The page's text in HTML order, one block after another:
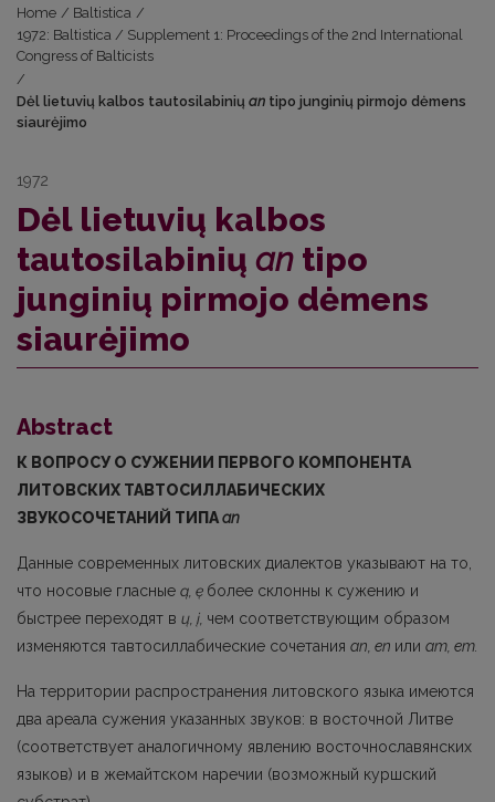
Home / Baltistica /
1972: Baltistica / Supplement 1: Proceedings of the 2nd International
Congress of Balticists
/
Dėl lietuvių kalbos tautosilabinių an tipo junginių pirmojo dėmens
siaurėjimo
1972
Dėl lietuvių kalbos
tautosilabinių an tipo
junginių pirmojo dėmens
siaurėjimo
Abstract
К ВОПРОСУ О СУЖЕНИИ ПЕРВОГО КОМПОНЕНТА
ЛИТОВСКИХ ТАВТОСИЛЛАБИЧЕСКИХ
ЗВУКОСОЧЕТАНИЙ ТИПАan
Данные современных литовских диалектов указывают на то,
что носовые гласные ą, ę более склонны к сужению и
быстрее переходят в ų, į, чем соответствующим образом
изме­няются тавтосиллабические сочетания an, en или am, em.
На территории распространения литовского языка имеются
два ареала сужения ука­занных звуков: в восточной Литве
(соответствует аналогичному явлению восточнославянс­ких
языков) и в жемайтском наречии (возможный куршский